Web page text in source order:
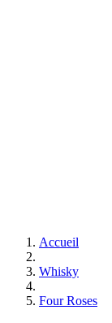
Accueil
Whisky
Four Roses